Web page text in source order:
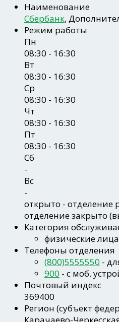
Наименование
Сбербанк,
Режим работы
Пн
08:30 - 16:30
Вт
08:30 - 16:30
Ср
08:30 - 16:30
Чт
08:30 - 16:30
Пт
08:30 - 16:30
Сб
-
Вс
-
открыто - отделение
отделение закрыто
Категория
физические лица
Телефоны отделения
(800)5555550 -
900 - c моб.
Почтовый индекс
369400
Регион (субъект
Карачаево-